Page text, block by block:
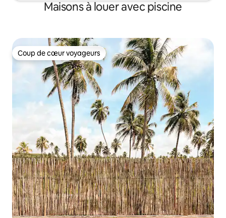
Maisons à louer avec piscine
Coup de cœur voyageurs
Coup de cœur voyageurs